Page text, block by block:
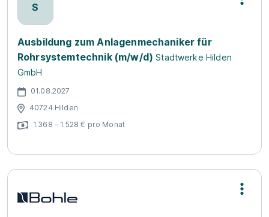
S
Ausbildung zum Anlagenmechaniker für
Rohrsystemtechnik (m/w/d) Stadtwerke Hilden
GmbH
01.08.2027
40724 Hilden
1.368 - 1.528 € pro Monat